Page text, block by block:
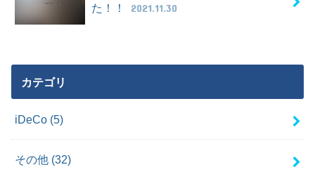
た！！
2021.11.30
カテゴリ
iDeCo (5)
その他 (32)